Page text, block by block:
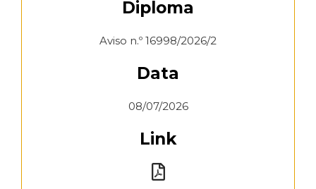
Diploma
Aviso n.º 16998/2026/2
Data
08/07/2026
Link